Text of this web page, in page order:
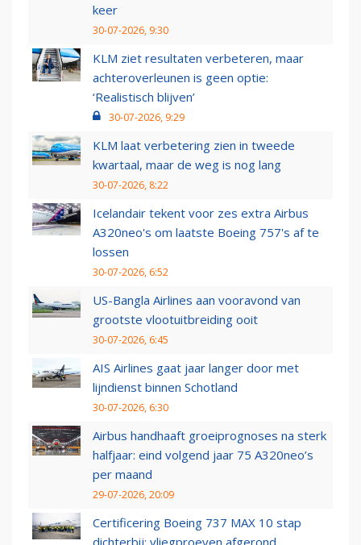
keer
30-07-2026, 9:30
KLM ziet resultaten verbeteren, maar
achteroverleunen is geen optie:
‘Realistisch blijven’
30-07-2026, 9:29
KLM laat verbetering zien in tweede
kwartaal, maar de weg is nog lang
30-07-2026, 8:22
Icelandair tekent voor zes extra Airbus
A320neo's om laatste Boeing 757's af te
lossen
30-07-2026, 6:52
US-Bangla Airlines aan vooravond van
grootste vlootuitbreiding ooit
30-07-2026, 6:45
AIS Airlines gaat jaar langer door met
lijndienst binnen Schotland
30-07-2026, 6:30
Airbus handhaaft groeiprognoses na sterk
halfjaar: eind volgend jaar 75 A320neo’s
per maand
29-07-2026, 20:09
Certificering Boeing 737 MAX 10 stap
dichterbij: vliegproeven afgerond